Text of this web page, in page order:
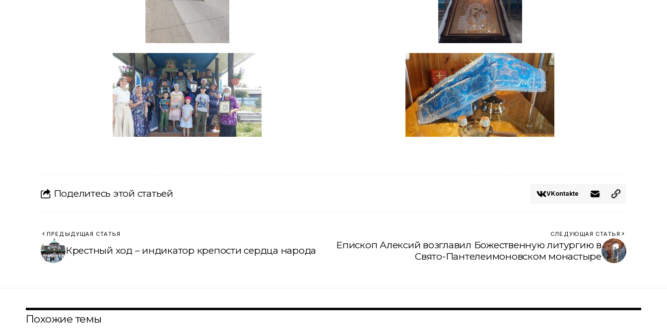
Поделитесь этой статьей VKontakte
ПРЕДЫДУЩАЯ СТАТЬЯ
Крестный ход – индикатор крепости сердца народа
СЛЕДУЮЩАЯ СТАТЬЯ
Епископ Алексий возглавил Божественную литургию в
Свято-Пантелеимоновском монастыре
Похожие темы